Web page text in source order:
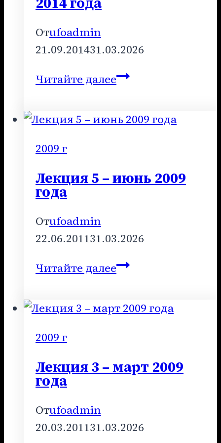
Отufoadmin
21.09.201431.03.2026
Читайте далееЛекция
сентябрь
2009 г
Лекция 5 – июнь 2009
года
Отufoadmin
22.06.201131.03.2026
Читайте далееЛекция
июнь
2009 г
Лекция 3 – март 2009
года
Отufoadmin
20.03.201131.03.2026